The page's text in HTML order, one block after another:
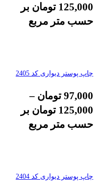
125,000 تومان بر
حسب متر مربع
چاپ پوستر دیواری کد 2405
97,000 تومان –
125,000 تومان بر
حسب متر مربع
چاپ پوستر دیواری کد 2404